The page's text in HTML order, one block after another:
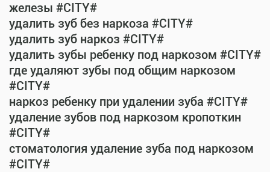
железы #CITY#
удалить зуб без наркоза #CITY#
удалить зуб наркоз #CITY#
удалить зубы ребенку под наркозом #CITY#
где удаляют зубы под общим наркозом
#CITY#
наркоз ребенку при удалении зуба #CITY#
удаление зубов под наркозом кропоткин
#CITY#
стоматология удаление зуба под наркозом
#CITY#